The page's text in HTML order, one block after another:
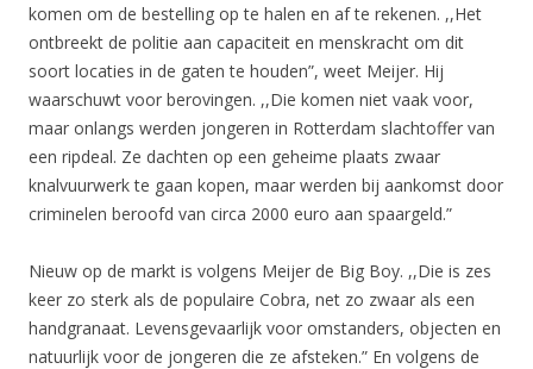
komen om de bestelling op te halen en af te rekenen. ,,Het
ontbreekt de politie aan capaciteit en menskracht om dit
soort locaties in de gaten te houden”, weet Meijer. Hij
waarschuwt voor berovingen. ,,Die komen niet vaak voor,
maar onlangs werden jongeren in Rotterdam slachtoffer van
een ripdeal. Ze dachten op een geheime plaats zwaar
knalvuurwerk te gaan kopen, maar werden bij aankomst door
criminelen beroofd van circa 2000 euro aan spaargeld.”
Nieuw op de markt is volgens Meijer de Big Boy. ,,Die is zes
keer zo sterk als de populaire Cobra, net zo zwaar als een
handgranaat. Levensgevaarlijk voor omstanders, objecten en
natuurlijk voor de jongeren die ze afsteken.” En volgens de